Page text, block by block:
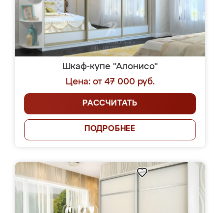
Шкаф-купе "Алонисо"
Цена: от 47 000 руб.
РАССЧИТАТЬ
ПОДРОБНЕЕ